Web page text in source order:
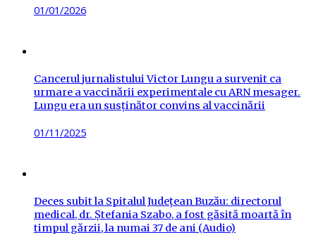
Posted
01/01/2026
Cancerul jurnalistului Victor Lungu a survenit ca
urmare a vaccinării experimentale cu ARN mesager.
Lungu era un susținător convins al vaccinării
Posted
01/11/2025
Deces subit la Spitalul Județean Buzău: directorul
medical, dr. Ștefania Szabo, a fost găsită moartă în
timpul gărzii, la numai 37 de ani (Audio)